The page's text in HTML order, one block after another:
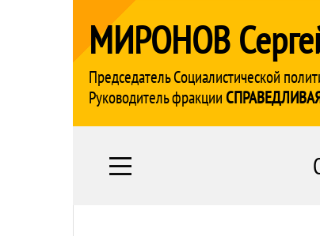
МИРОНОВ
Председатель Социалистической
Руководитель фракции